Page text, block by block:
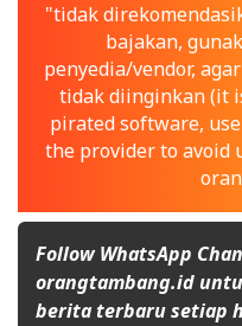
"tidak
bajakan,
penyedia/vendor,
tidak diinginkan (it
pirated software,
the provider to avoid
Follow WhatsApp
orangtambang.id
berita terbaru setiap